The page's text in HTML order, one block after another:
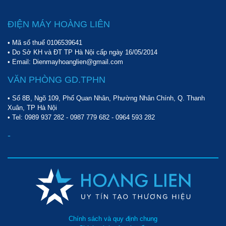
ĐIỆN MÁY HOÀNG LIÊN
• Mã số thuế 0106539641
• Do Sở KH và ĐT TP Hà Nội cấp ngày 16/05/2014
• Email: Dienmayhoanglien@gmail.com
VĂN PHÒNG GD.TPHN
• Số 8B, Ngõ 109, Phố Quan Nhân, Phường Nhân Chính, Q. Thanh
Xuân, TP Hà Nội
• Tel: 0989 937 282 - 0987 779 682 - 0964 593 282
-
Chính sách và quy định chung